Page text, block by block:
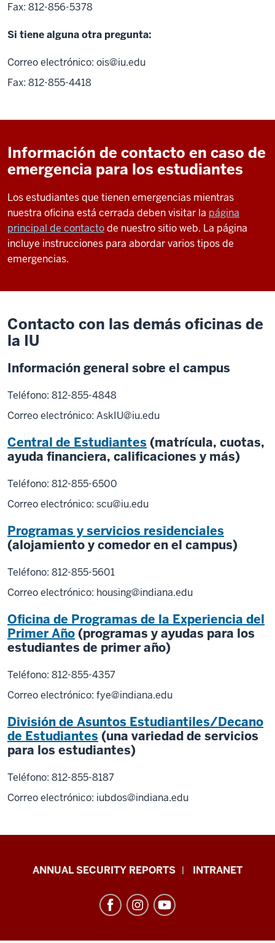
Fax: 812-856-5378
Si tiene alguna otra pregunta:
Correo electrónico: ois@iu.edu
Fax: 812-855-4418
Información de contacto en caso de
emergencia para los estudiantes
Los estudiantes que tienen emergencias mientras
nuestra oficina está cerrada deben visitar la página
principal de contactode nuestro sitio web. La página
incluye instrucciones para abordar varios tipos de
emergencias.
Contacto con las demás oficinas de
la IU
Información general sobre el campus
Teléfono: 812-855-4848
Correo electrónico: AskIU@iu.edu
Central de Estudiantes (matrícula, cuotas,
ayuda financiera, calificaciones y más)
Teléfono: 812-855-6500
Correo electrónico: scu@iu.edu
Programas y servicios residenciales
(alojamiento y comedor en el campus)
Teléfono: 812-855-5601
Correo electrónico: housing@indiana.edu
Oficina de Programas de la Experiencia del
Primer Año (programas y ayudas para los
estudiantes de primer año)
Teléfono: 812-855-4357
Correo electrónico: fye@indiana.edu
División de Asuntos Estudiantiles/Decano
de Estudiantes (una variedad de servicios
para los estudiantes)
Teléfono: 812-855-8187
Correo electrónico: iubdos@indiana.edu
Office
International
resources
ANNUAL SECURITY REPORTS INTRANET